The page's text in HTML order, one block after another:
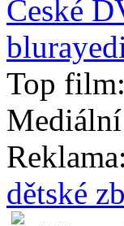
České
Top film:
Reklama:
dětské